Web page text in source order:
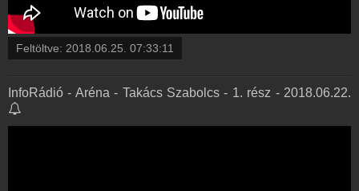
Feltöltve: 2018.06.25. 07:33:11
InfoRádió - Aréna - Takács Szabolcs - 1. rész - 2018.06.22.